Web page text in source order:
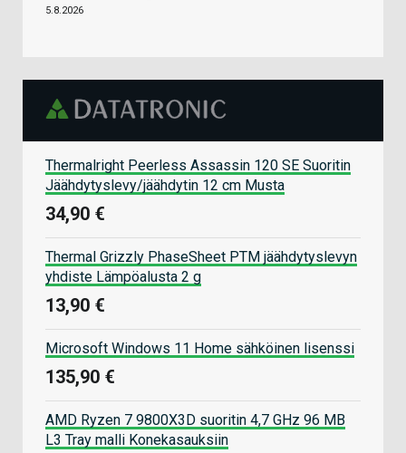
5.8.2026
Thermalright Peerless Assassin 120 SE Suoritin
Jäähdytyslevy/jäähdytin 12 cm Musta
34,90 €
Thermal Grizzly PhaseSheet PTM jäähdytyslevyn
yhdiste Lämpöalusta 2 g
13,90 €
Microsoft Windows 11 Home sähköinen lisenssi
135,90 €
AMD Ryzen 7 9800X3D suoritin 4,7 GHz 96 MB
L3 Tray malli Konekasauksiin